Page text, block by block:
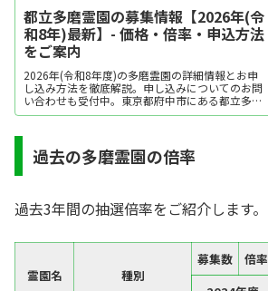
都立多磨霊園の募集情報【2026年(令
和8年)最新】- 価格・倍率・申込方法
をご案内
2026年(令和8年度)の多磨霊園の詳細情報とお申
し込み方法を徹底解説。申し込みについてのお問
い合わせも受付中。東京都府中市にある都立多磨
霊園では、樹木葬を含む多様な埋葬方法を提供し
過去の多磨霊園の倍率
過去3年間の抽選倍率をご紹介します。
霊園名 種別
募集数 倍率